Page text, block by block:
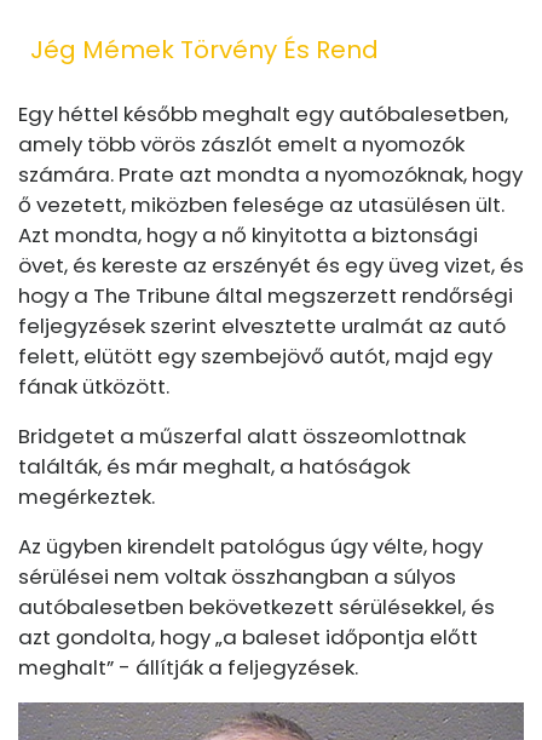
Jég Mémek Törvény És Rend
Egy héttel később meghalt egy autóbalesetben,
amely több vörös zászlót emelt a nyomozók
számára. Prate azt mondta a nyomozóknak, hogy
ő vezetett, miközben felesége az utasülésen ült.
Azt mondta, hogy a nő kinyitotta a biztonsági
övet, és kereste az erszényét és egy üveg vizet, és
hogy a The Tribune által megszerzett rendőrségi
feljegyzések szerint elvesztette uralmát az autó
felett, elütött egy szembejövő autót, majd egy
fának ütközött.
Bridgetet a műszerfal alatt összeomlottnak
találták, és már meghalt, a hatóságok
megérkeztek.
Az ügyben kirendelt patológus úgy vélte, hogy
sérülései nem voltak összhangban a súlyos
autóbalesetben bekövetkezett sérülésekkel, és
azt gondolta, hogy „a baleset időpontja előtt
meghalt” - állítják a feljegyzések.